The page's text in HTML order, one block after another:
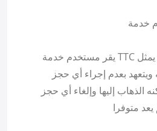
يقر مستخدم خدمة TTC بأن قيامه بتحديد موعد يمثل
ويتعهد بعدم إجراء أي حجز
الذهاب إليها وإلغاء أي حجز